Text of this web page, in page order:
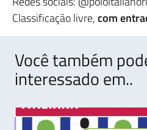
Classificação livre,com
Você também
interessado em..